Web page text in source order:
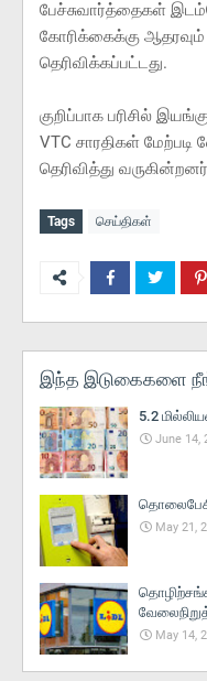
பேச்சுவார்த்தைகள்
கோரிக்கைக்கு ஆதரவும்
தெரிவிக்கப்பட்டது.
குறிப்பாக பரிசில்
VTC சாரதிகள் மேற்படி
தெரிவித்து
Tags செய்திகள்
இந்த இடுகைகளை
5.2
June 14,
தொலைபேசி
May 21,
May 14,